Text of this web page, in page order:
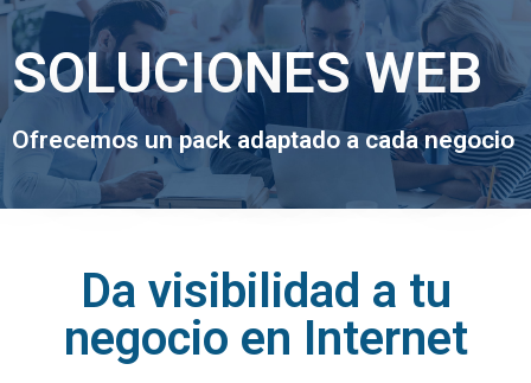
SOLUCIONES WEB
Ofrecemos un pack adaptado a cada negocio
Da visibilidad a tu
negocio en Internet